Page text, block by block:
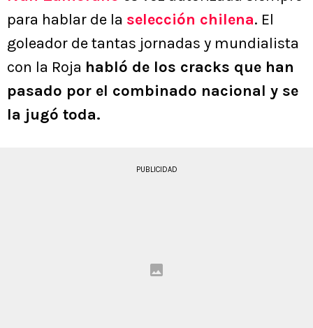
para hablar de la selección chilena. El
goleador de tantas jornadas y mundialista
con la Roja habló de los cracks que han
pasado por el combinado nacional y se
la jugó toda.
PUBLICIDAD